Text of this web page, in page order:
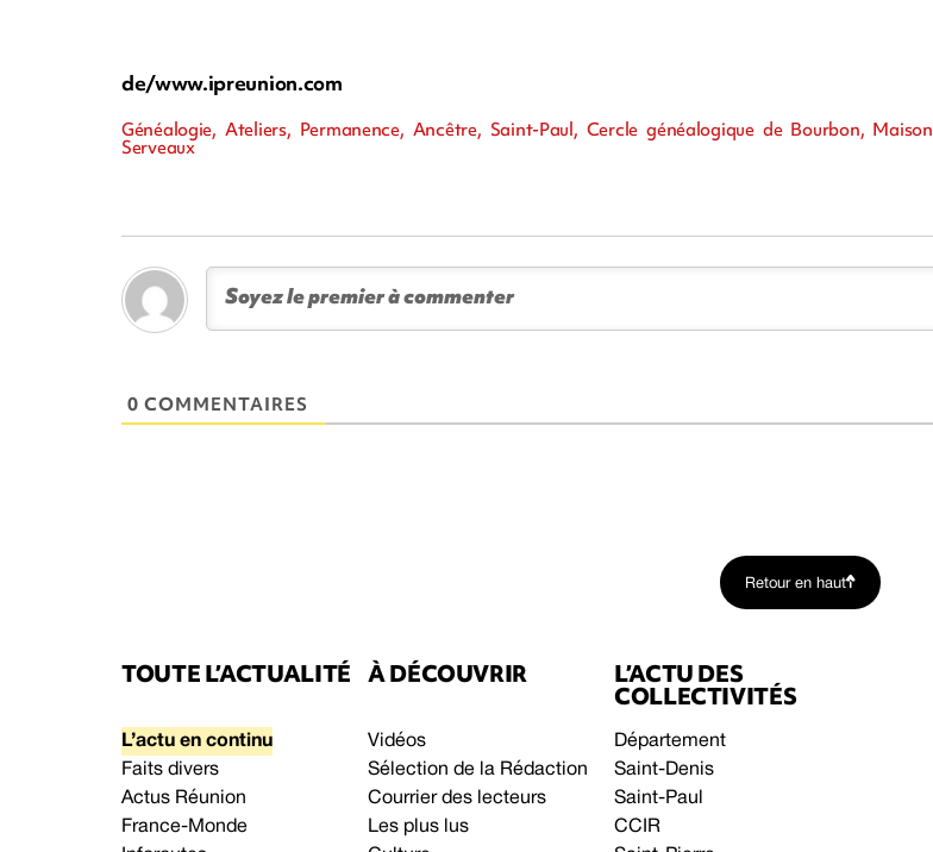
de/www.ipreunion.com
Généalogie, Ateliers, Permanence, Ancêtre, Saint-Paul, Cercle généalogique de Bourbon, Maison
Serveaux
0 COMMENTAIRES
Retour en haut
TOUTE L’ACTUALITÉ
L’actu en continu
Faits divers
Actus Réunion
France-Monde
À DÉCOUVRIR
Vidéos
Sélection de la Rédaction
Courrier des lecteurs
Les plus lus
L’ACTU DES
COLLECTIVITÉS
Département
Saint-Denis
Saint-Paul
CCIR